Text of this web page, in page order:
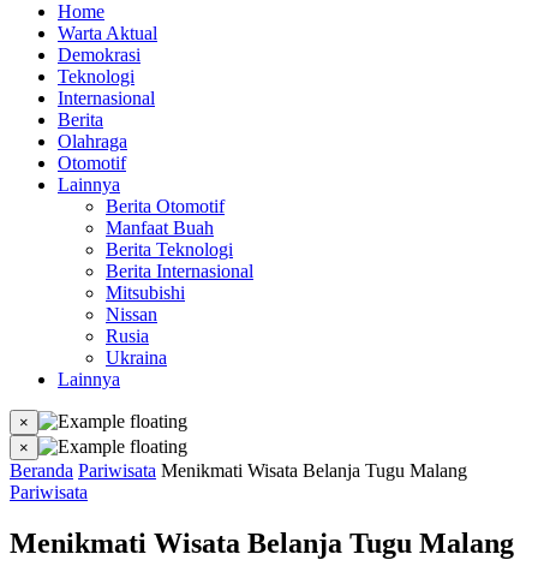
Home
Warta Aktual
Demokrasi
Teknologi
Internasional
Berita
Olahraga
Otomotif
Lainnya
Berita Otomotif
Manfaat Buah
Berita Teknologi
Berita Internasional
Mitsubishi
Nissan
Rusia
Ukraina
Lainnya
×
×
Beranda Pariwisata Menikmati Wisata Belanja Tugu Malang
Pariwisata
Menikmati Wisata Belanja Tugu Malang